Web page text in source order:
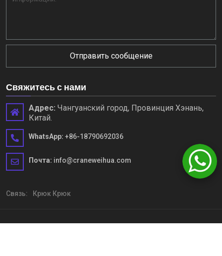
Отправить сообщение
Свяжитесь с нами
Адрес: Чангуанский город, Провинция Хэнань,
Китай.
WhatsApp: +86-18790692036
Почта: info@craneweihua.com
Связь: Крюк Крюк